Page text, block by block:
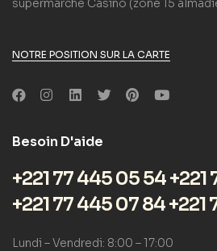
supermarché Casino (zone 15
NOTRE POSITION SUR LA CARTE
Besoin D'aide
+221 77 445 05 54 +221
+221 77 445 07 84
Lundi – Vendredi: 8:00 – 17:00